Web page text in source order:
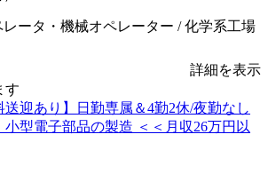
レータ・機械オペレーター / 化学系工場
詳細を表示
す